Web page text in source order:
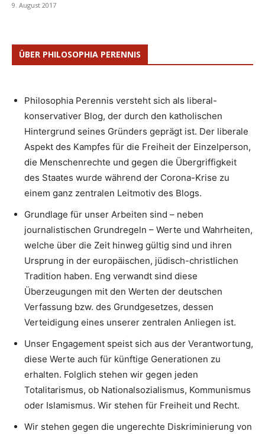
9. August 2017
ÜBER PHILOSOPHIA PERENNIS
Philosophia Perennis versteht sich als liberal-
konservativer Blog, der durch den katholischen
Hintergrund seines Gründers geprägt ist. Der liberale
Aspekt des Kampfes für die Freiheit der Einzelperson,
die Menschenrechte und gegen die Übergriffigkeit
des Staates wurde während der Corona-Krise zu
einem ganz zentralen Leitmotiv des Blogs.
Grundlage für unser Arbeiten sind – neben
journalistischen Grundregeln – Werte und Wahrheiten,
welche über die Zeit hinweg gültig sind und ihren
Ursprung in der europäischen, jüdisch-christlichen
Tradition haben. Eng verwandt sind diese
Überzeugungen mit den Werten der deutschen
Verfassung bzw. des Grundgesetzes, dessen
Verteidigung eines unserer zentralen Anliegen ist.
Unser Engagement speist sich aus der Verantwortung,
diese Werte auch für künftige Generationen zu
erhalten. Folglich stehen wir gegen jeden
Totalitarismus, ob Nationalsozialismus, Kommunismus
oder Islamismus. Wir stehen für Freiheit und Recht.
Wir stehen gegen die ungerechte Diskriminierung von